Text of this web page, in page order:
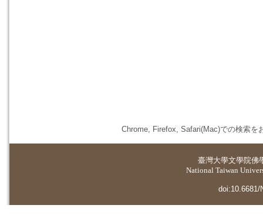
Chrome, Firefox, Safari(Mac)での検索を
臺灣大學文學院佛
National Taiwan
doi:10.6681/